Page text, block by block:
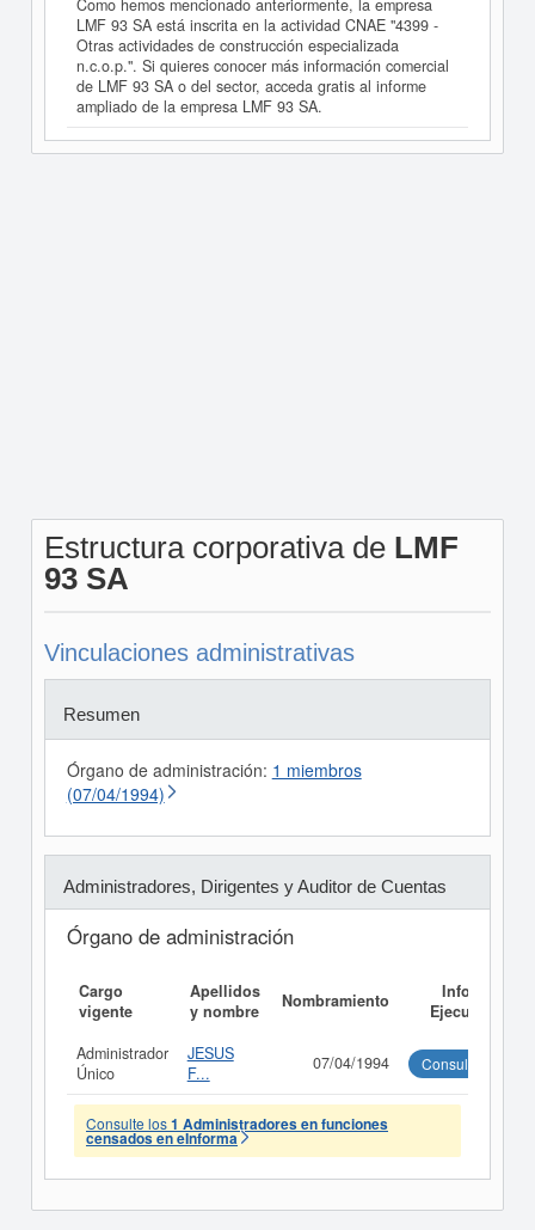
Como hemos mencionado anteriormente, la empresa
LMF 93 SA está inscrita en la actividad CNAE "4399 -
Otras actividades de construcción especializada
n.c.o.p.". Si quieres conocer más información comercial
de LMF 93 SA o del sector, acceda gratis al informe
ampliado de la empresa LMF 93 SA.
Estructura corporativa de LMF
93 SA
Vinculaciones administrativas
Resumen
Órgano de administración: 1 miembros
(07/04/1994)
Administradores, Dirigentes y Auditor de Cuentas
Órgano de administración
Cargo
vigente
Apellidos
y nombre
Nombramiento
Informe
Ejecutivo
Administrador
Único
JESUS
F...
07/04/1994 Consultar
Consulte los1 Administradores en funciones
censados en eInforma